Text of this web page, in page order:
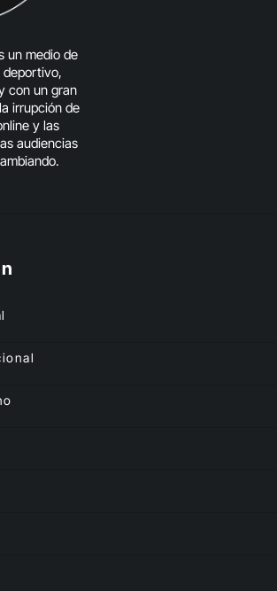
un medio de
con un gran
irrupción de
y las
audiencias